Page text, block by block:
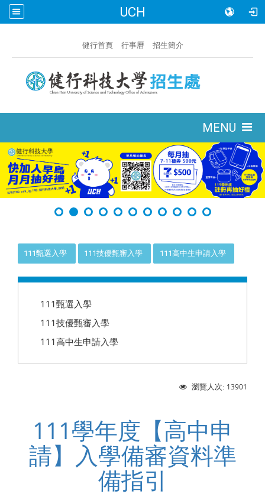
UCH
健行首頁 行事曆 招生簡介
MENU
111甄選入學 111技優甄審入學 111高中生申請入學
111甄選入學
111技優甄審入學
111高中生申請入學
瀏覽人次: 13901
111學年度【高中申
請】入學備審資料準
備指引